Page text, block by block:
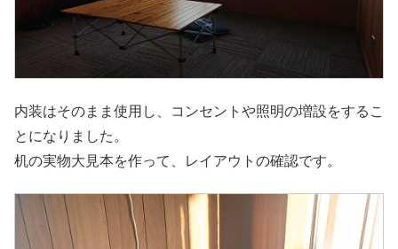
内装はそのまま使用し、コンセントや照明の増設をするこ
とになりました。
机の実物大見本を作って、レイアウトの確認です。